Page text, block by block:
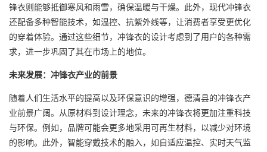
锋衣则能够抵御寒风和雨雪，确保温暖与干燥。此外，现代冲锋衣
还配备多种智能技术，如温控、抗紫外线等，让消费者享受更优化
的穿着体验。通过这些细节，冲锋衣的设计考虑到了用户的各种需
求，进一步巩固了其在市场上的地位。
未来发展：冲锋衣产业的前景
随着人们生活水平的提高以及环保意识的增强，德清县的冲锋衣产
业前景广阔。从原材料到设计理念，未来的冲锋衣将更加注重科技
与环保。例如，品牌可能会更多地采用可再生材料，以减少对环境
的影响。此外，智能穿戴技术的融入，如自适应温控、实时天气监